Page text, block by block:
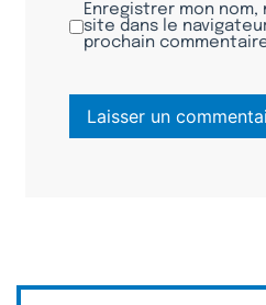
Enregistrer mon
site dans le
prochain